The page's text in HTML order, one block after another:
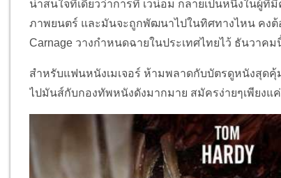
น่าสนใจทีเดียวว่าการที่ เวน่อม กลายเป็นหนึ่งในผู้ที่
ภาพยนตร์ และมันจะถูกพัฒนาไปในทิศทางไหน คงต้
Carnage วางกำหนดฉายในประเทศไทยไว้ ธันวาค
สำหรับแฟนหนังเมเจอร์ ห้ามพลาดกับบัตรดูหนังสุดคุ้
ไปมันส์กับกองทัพหนังดังมากมาย สมัครง่ายๆเพียงแ